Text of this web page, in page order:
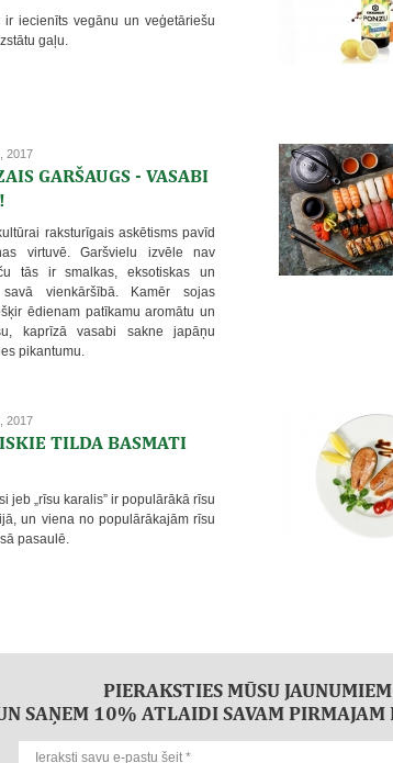
ir iecienīts vegānu un veģetāriešu
gaļu.
2017
GARŠAUGS - VASABI
raksturīgais askētisms pavīd
virtuvē. Garšvielu izvēle nav
tās ir smalkas, eksotiskas un
vienkāršībā. Kamēr sojas
ēdienam patīkamu aromātu un
kaprīzā vasabi sakne japāņu
pikantumu.
2017
TILDA BASMATI
jeb „rīsu karalis” ir populārākā rīsu
un viena no populārākajām rīsu
pasaulē.
PIERAKSTIES MŪSU JAUNUMIEM
SAŅEM 10% ATLAIDI SAVAM